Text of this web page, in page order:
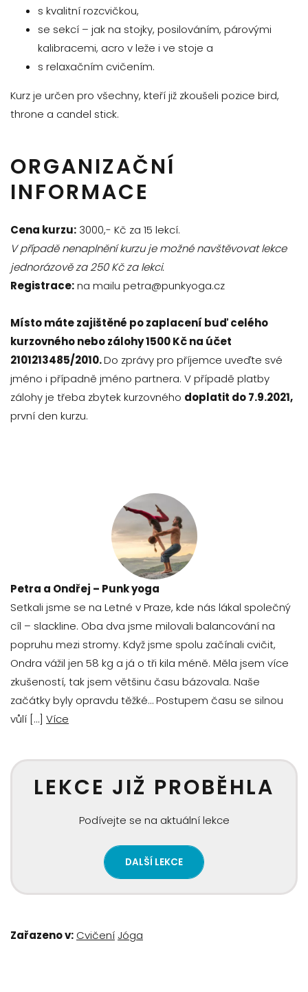
s kvalitní rozcvičkou,
se sekcí – jak na stojky, posilováním, párovými
kalibracemi, acro v leže i ve stoje a
s relaxačním cvičením.
Kurz je určen pro všechny, kteří již zkoušeli pozice bird,
throne a candel stick.
ORGANIZAČNÍ
INFORMACE
Cena kurzu: 3000,- Kč za 15 lekcí.
V případě nenaplnění kurzu je možné navštěvovat lekce
jednorázově za 250 Kč za lekci.
Registrace:na mailu petra@punkyoga.cz
Místo máte zajištěné po zaplacení buď celého
kurzovného nebo zálohy 1500 Kč na účet
2101213485/2010.Do zprávy pro příjemce uveďte své
jméno i případně jméno partnera. V případě platby
zálohy je třeba zbytek kurzovného doplatit do 7.9.2021,
první den kurzu.
Petra a Ondřej – Punk yoga
Setkali jsme se na Letné v Praze, kde nás lákal společný
cíl – slackline. Oba dva jsme milovali balancování na
popruhu mezi stromy. Když jsme spolu začínali cvičit,
Ondra vážil jen 58 kg a já o tři kila méně. Měla jsem více
zkušeností, tak jsem většinu času bázovala. Naše
začátky byly opravdu těžké… Postupem času se silnou
vůlí […] Více
LEKCE JIŽ PROBĚHLA
Podívejte se na aktuální lekce
DALŠÍ LEKCE
Zařazeno v: Cvičení Jóga